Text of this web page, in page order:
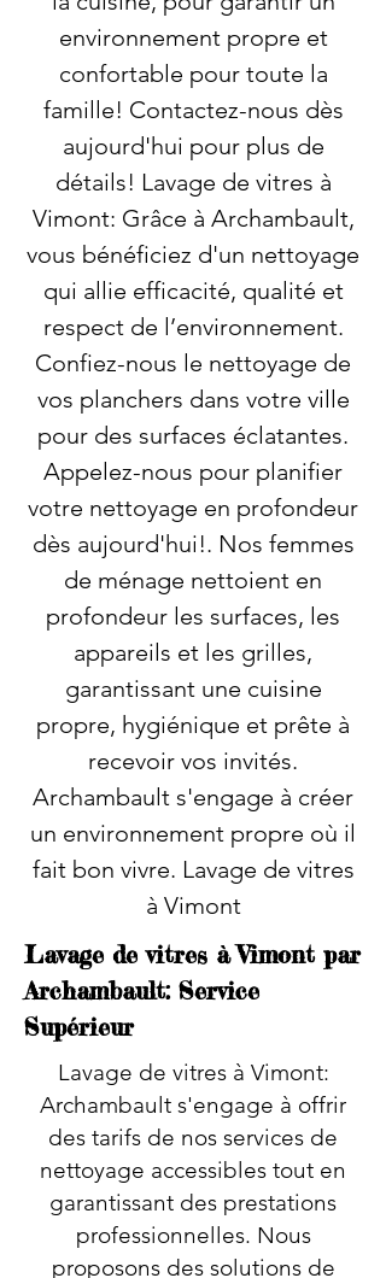
environnement propre et
confortable pour toute la
famille! Contactez-nous dès
aujourd'hui pour plus de
détails! Lavage de vitres à
Vimont: Grâce à Archambault,
vous bénéficiez d'un nettoyage
qui allie efficacité, qualité et
respect de l’environnement.
Confiez-nous le nettoyage de
vos planchers dans votre ville
pour des surfaces éclatantes.
Appelez-nous pour planifier
votre nettoyage en profondeur
dès aujourd'hui!. Nos femmes
de ménage nettoient en
profondeur les surfaces, les
appareils et les grilles,
garantissant une cuisine
propre, hygiénique et prête à
recevoir vos invités.
Archambault s'engage à créer
un environnement propre où il
fait bon vivre. Lavage de vitres
à Vimont
Lavage de vitres à Vimont par
Archambault: Service
Supérieur
Lavage de vitres à Vimont:
Archambault s'engage à offrir
des tarifs de nos services de
nettoyage accessibles tout en
garantissant des prestations
professionnelles. Nous
proposons des solutions de